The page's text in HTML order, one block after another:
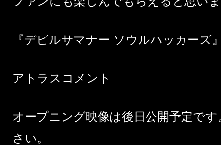
『デビルサマナー ソウルハッカーズ
アトラスコメント
オープニング映像は後日公開予定で
さい。